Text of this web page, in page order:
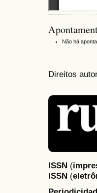
Não há
Direitos
ISSN (
ISSN (